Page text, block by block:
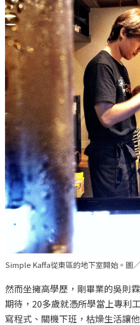
Simple Kaffa從東區的地下室開始。圖
然而坐擁高學歷，剛畢業的吳則
期待，20多歲就憑所學當上專利
寫程式、關機下班，枯燥生活讓